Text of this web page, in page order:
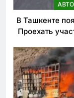
АВТО
В Ташкенте
Проехать